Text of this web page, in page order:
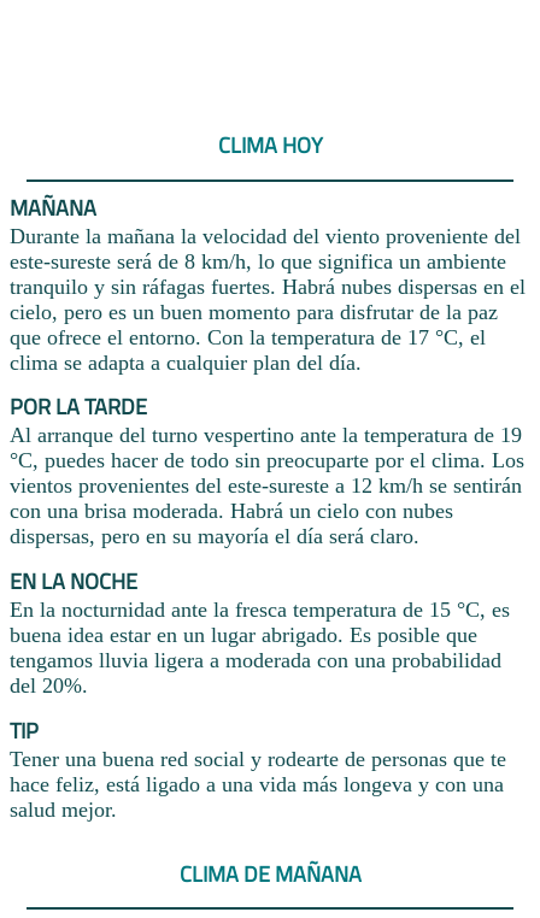
CLIMA HOY
MAÑANA
Durante la mañana la velocidad del viento proveniente del
este-sureste será de 8 km/h, lo que significa un ambiente
tranquilo y sin ráfagas fuertes. Habrá nubes dispersas en el
cielo, pero es un buen momento para disfrutar de la paz
que ofrece el entorno. Con la temperatura de 17 °C, el
clima se adapta a cualquier plan del día.
POR LA TARDE
Al arranque del turno vespertino ante la temperatura de 19
°C, puedes hacer de todo sin preocuparte por el clima. Los
vientos provenientes del este-sureste a 12 km/h se sentirán
con una brisa moderada. Habrá un cielo con nubes
dispersas, pero en su mayoría el día será claro.
EN LA NOCHE
En la nocturnidad ante la fresca temperatura de 15 °C, es
buena idea estar en un lugar abrigado. Es posible que
tengamos lluvia ligera a moderada con una probabilidad
del 20%.
TIP
Tener una buena red social y rodearte de personas que te
hace feliz, está ligado a una vida más longeva y con una
salud mejor.
CLIMA DE MAÑANA